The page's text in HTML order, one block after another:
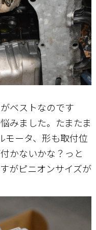
ベストなのです
みました。たまたま
モータ、形も取付位
かないかな？っと
がピニオンサイズが